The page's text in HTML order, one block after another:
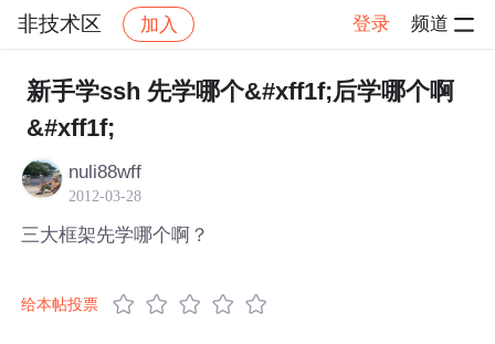
非技术区 加入 登录 频道
社区 非技术区 帖子详情
新手学ssh 先学哪个&#xff1f;后学哪个啊
&#xff1f;
nuli88wff
2012-03-28
三大框架先学哪个啊？
给本帖投票